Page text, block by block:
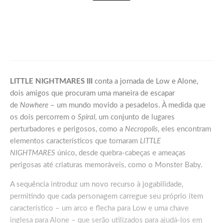
LITTLE NIGHTMARES III
conta a jornada de Low e Alone,
dois amigos que procuram uma maneira de escapar
de Nowhere – um mundo movido a pesadelos. À medida que
os dois percorrem o Spiral, um conjunto de lugares
perturbadores e perigosos, como a Necropolis, eles encontram
elementos característicos que tornaram LITTLE
NIGHTMARES único, desde quebra-cabeças e ameaças
perigosas até criaturas memoráveis, como o Monster Baby.
A sequência introduz um novo recurso à jogabilidade,
permitindo que cada personagem carregue seu próprio item
característico – um arco e flecha para Low e uma chave
inglesa para Alone – que serão utilizados para ajudá-los em